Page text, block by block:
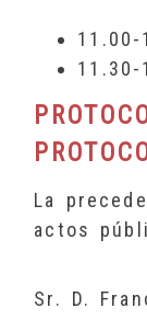
11.30-
La
actos
Sr. D.